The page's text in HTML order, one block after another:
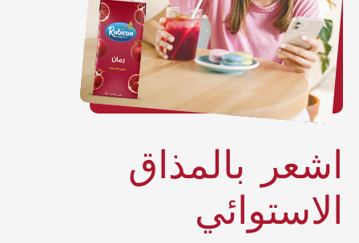
اشعر بالمذاق
الاستوائي